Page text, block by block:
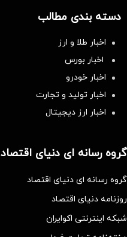
دسته بندی مطالب
اخبار طلا و ارز
اخبار بورس
اخبار خودرو
اخبار تولید و تجارت
اخبار ارز دیجیتال
گروه رسانه ای دنیای اقتصاد
گروه رسانه ای دنیای اقتصاد
روزنامه دنیای اقتصاد
شبکه اینترنتی اکوایران